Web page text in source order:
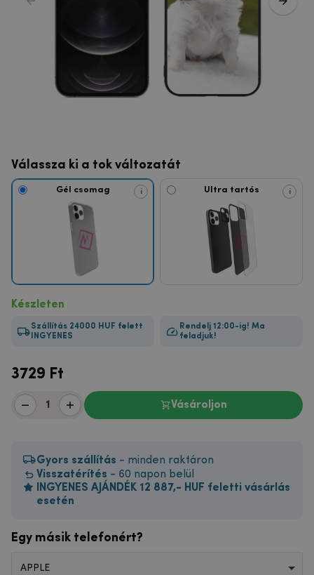
Válassza ki a tok változatát
Gél csomag i Ultra tartós i
Készleten
Szállítás 24000 HUF felett
INGYENES
Rendelj 12:00-ig! Ma
feladjuk!
3729 Ft
Vásároljon
Gyors szállítás - minden raktáron
Visszatérítés - 60 napon belül
INGYENES AJÁNDÉK 12 887,- HUF feletti vásárlás
esetén
Egy másik telefonért?
APPLE